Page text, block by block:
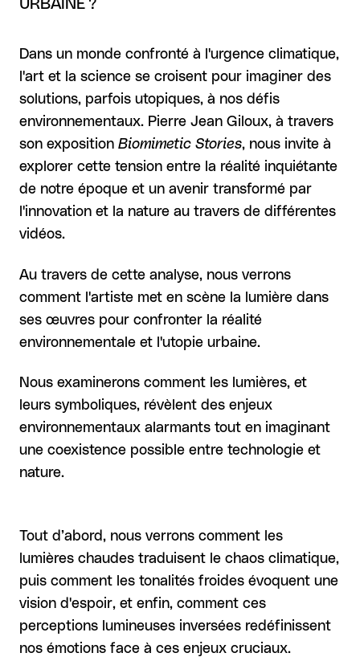
URBAINE ?
Dans un monde confronté à l'urgence climatique,
l'art et la science se croisent pour imaginer des
solutions, parfois utopiques, à nos défis
environnementaux. Pierre Jean Giloux, à travers
son exposition Biomimetic Stories, nous invite à
explorer cette tension entre la réalité inquiétante
de notre époque et un avenir transformé par
l'innovation et la nature au travers de différentes
vidéos.
Au travers de cette analyse, nous verrons
comment l'artiste met en scène la lumière dans
ses œuvres pour confronter la réalité
environnementale et l'utopie urbaine.
Nous examinerons comment les lumières, et
leurs symboliques, révèlent des enjeux
environnementaux alarmants tout en imaginant
une coexistence possible entre technologie et
nature.
Tout d’abord, nous verrons comment les
lumières chaudes traduisent le chaos climatique,
puis comment les tonalités froides évoquent une
vision d'espoir, et enfin, comment ces
perceptions lumineuses inversées redéfinissent
nos émotions face à ces enjeux cruciaux.